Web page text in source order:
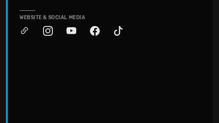
WEBSITE & SOCIAL MEDIA